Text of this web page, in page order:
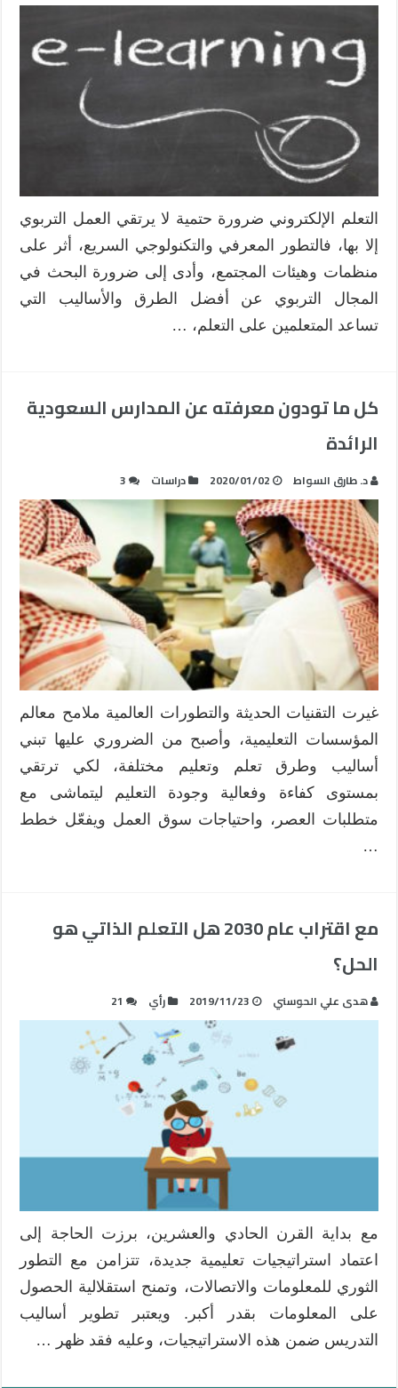
التعلم الإلكتروني ضرورة حتمية لا يرتقي العمل التربوي
إلا بها، فالتطور المعرفي والتكنولوجي السريع، أثر على
منظمات وهيئات المجتمع، وأدى إلى ضرورة البحث في
المجال التربوي عن أفضل الطرق والأساليب التي
تساعد المتعلمين على التعلم، …
كل ما تودون معرفته عن المدارس السعودية
الرائدة
د. طارق السواط 2020/01/02 دراسات 3
غيرت التقنيات الحديثة والتطورات العالمية ملامح معالم
المؤسسات التعليمية، وأصبح من الضروري عليها تبني
أساليب وطرق تعلم وتعليم مختلفة، لكي ترتقي
بمستوى كفاءة وفعالية وجودة التعليم ليتماشى مع
متطلبات العصر، واحتياجات سوق العمل ويفعّل خطط
…
مع اقتراب عام 2030 هل التعلم الذاتي هو
الحل؟
هدى علي الحوسني 2019/11/23 رأي 21
مع بداية القرن الحادي والعشرين، برزت الحاجة إلى
اعتماد استراتيجيات تعليمية جديدة، تتزامن مع التطور
الثوري للمعلومات والاتصالات، وتمنح استقلالية الحصول
على المعلومات بقدر أكبر. ويعتبر تطوير أساليب
التدريس ضمن هذه الاستراتيجيات، وعليه فقد ظهر …